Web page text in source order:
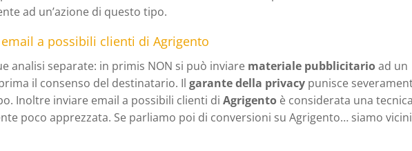
ad un’azione di questo tipo.
a possibili clienti di Agrigento
analisi separate: in primis NON si può inviare materiale pubblicitarioad un
il consenso del destinatario. Ilgarante della privacy punisce
Inoltre inviare email a possibili clienti diAgrigento è considerata una tecnica
poco apprezzata. Se parliamo poi di conversioni su Agrigento… siamo vicini